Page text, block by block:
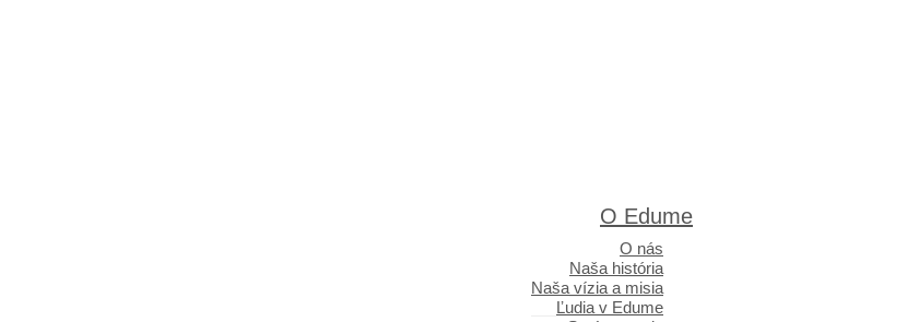
O Edume
O nás
Naša história
Naša vízia a misia
Ľudia v Edume